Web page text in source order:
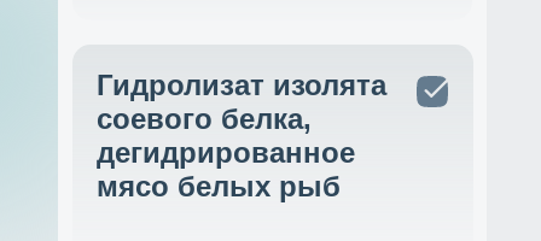
Гидролизат изолята
соевого белка,
дегидрированное
мясо белых рыб